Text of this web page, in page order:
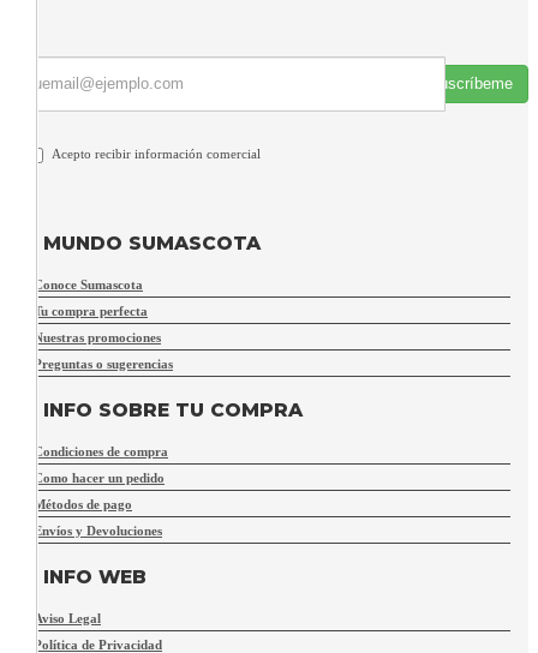
Suscríbeme
Acepto recibir información comercial
MUNDO SUMASCOTA
Conoce Sumascota
Tu compra perfecta
Nuestras promociones
Preguntas o sugerencias
INFO SOBRE TU COMPRA
Condiciones de compra
Como hacer un pedido
Métodos de pago
Envíos y Devoluciones
INFO WEB
Aviso Legal
Política de Privacidad